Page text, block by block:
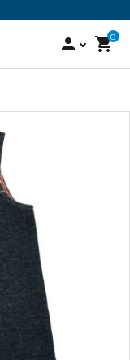
person 0
shopping_cart